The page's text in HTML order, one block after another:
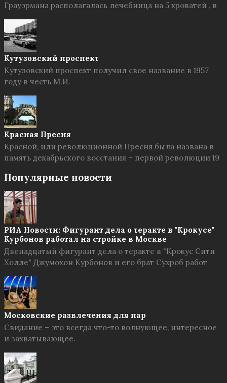
Грауэрмана располагалась лечебница на 5 кроватей , в
Кутузовский проспект
Кутузовский проспект получил свое название в 1957
году в честь М.И.
Красная Пресня
Красной, или революционной Пресня была названа в
память декабрьского восстания – первой революции 19
Популярные новости
РИА Новости: Фигурант дела о теракте в "Крокусе"
Курбонов работал на стройке в Москве
Двенадцатый фигурант дела о теракте в "Крокус Сити
Холле" Джумохон Курбонов и его брат Сухроб работ
Московские развлечения для пар
Свидание – это всегда что-то волнующее, интересное
и захватывающее.